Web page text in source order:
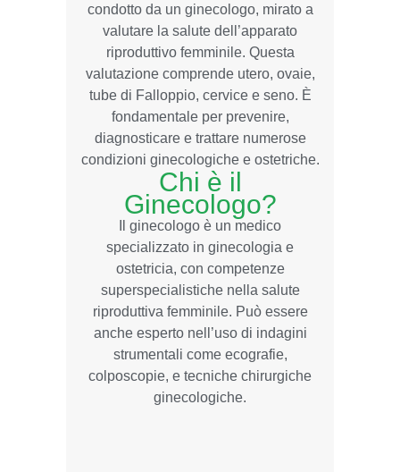
condotto da un ginecologo, mirato a
valutare la salute dell’apparato
riproduttivo femminile. Questa
valutazione comprende utero, ovaie,
tube di Falloppio, cervice e seno. È
fondamentale per prevenire,
diagnosticare e trattare numerose
condizioni ginecologiche e ostetriche.
Chi è il
Ginecologo?
Il ginecologo è un medico
specializzato in ginecologia e
ostetricia, con competenze
superspecialistiche nella salute
riproduttiva femminile. Può essere
anche esperto nell’uso di indagini
strumentali come ecografie,
colposcopie, e tecniche chirurgiche
ginecologiche.